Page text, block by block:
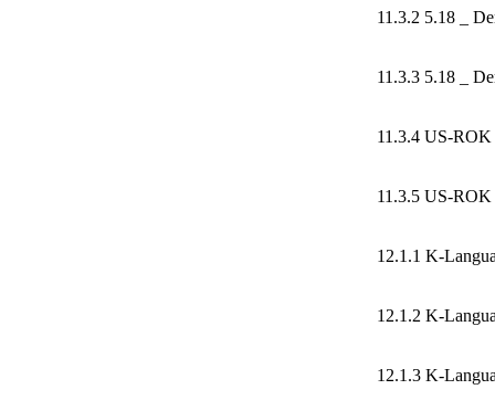
11.3.2 5.18 _
11.3.3 5.18 _
11.3.4 US-ROK
11.3.5 US-
12.1.1 K-
12.1.2 K-
12.1.3 K-